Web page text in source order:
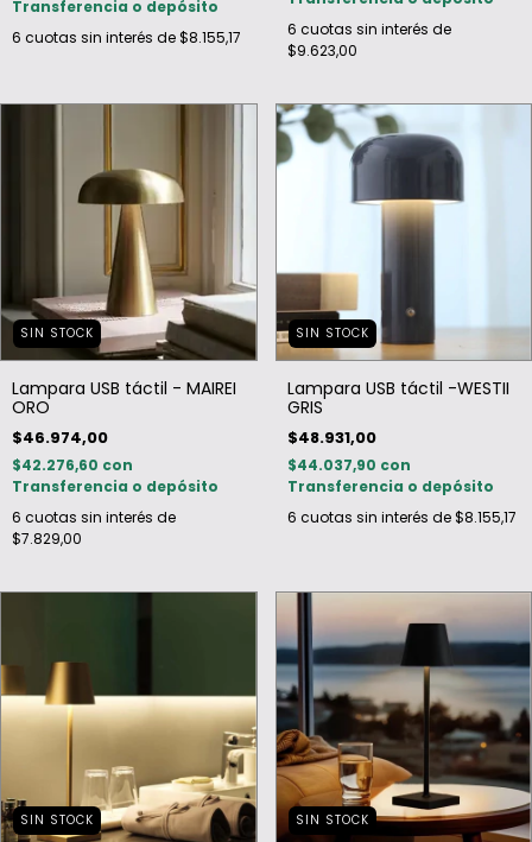
Transferencia o depósito
6 cuotas sin interés de$8.155,17
6 cuotas sin interés de
$9.623,00
SIN STOCK
Lampara USB táctil - MAIREI
ORO
$46.974,00
$42.276,60 con
Transferencia o depósito
6 cuotas sin interés de
$7.829,00
SIN STOCK
Lampara USB táctil -WESTII
GRIS
$48.931,00
$44.037,90 con
Transferencia o depósito
6 cuotas sin interés de$8.155,17
SIN STOCK SIN STOCK